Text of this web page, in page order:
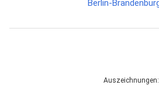
Auszeichnungen: